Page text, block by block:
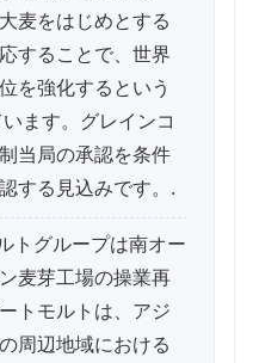
麦をはじめとする
することで、世界
を強化するという
ます。グレインコ
当局の承認を条件
する見込みです。.
トグループは南オー
麦芽工場の操業再
トモルトは、アジ
周辺地域における